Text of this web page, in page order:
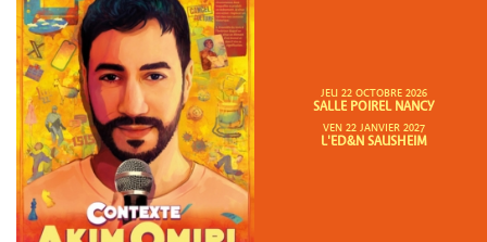
JEU 22 OCTOBRE 2026
SALLE POIREL NANCY
VEN 22 JANVIER 2027
L'ED&N SAUSHEIM